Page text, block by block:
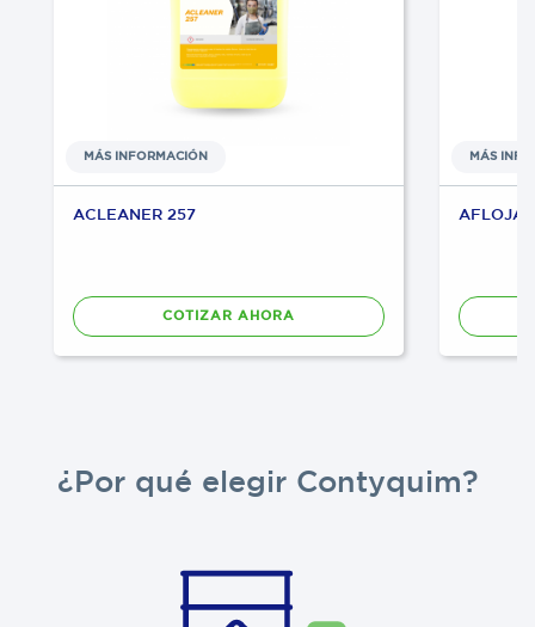
MÁS INFORMACIÓN
ACLEANER 257
COTIZAR AHORA
MÁS
¿Por qué elegir Contyquim?